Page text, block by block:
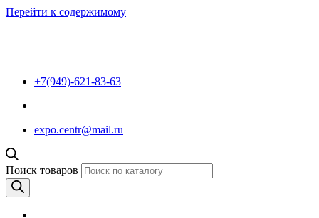
Перейти к содержимому
+7(949)-621-83-63
expo.centr@mail.ru
Поиск товаров